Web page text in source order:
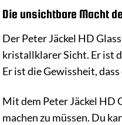
Die unsichtbare Macht
Der Peter Jäckel HD
kristallklarer Sicht. Er ist
Er ist die Gewissheit,
Mit dem Peter Jäckel HD
machen zu müssen. Du